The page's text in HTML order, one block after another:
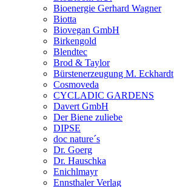
Bioenergie Gerhard Wagner
Biotta
Biovegan GmbH
Birkengold
Blendtec
Brod & Taylor
Bürstenerzeugung M. Eckhardt
Cosmoveda
CYCLADIC GARDENS
Davert GmbH
Der Biene zuliebe
DIPSE
doc nature´s
Dr. Goerg
Dr. Hauschka
Enichlmayr
Ennsthaler Verlag